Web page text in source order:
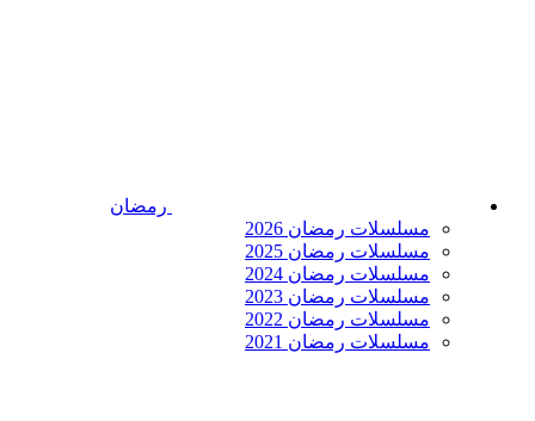
رمضان
مسلسلات رمضان 2026
مسلسلات رمضان 2025
مسلسلات رمضان 2024
مسلسلات رمضان 2023
مسلسلات رمضان 2022
مسلسلات رمضان 2021